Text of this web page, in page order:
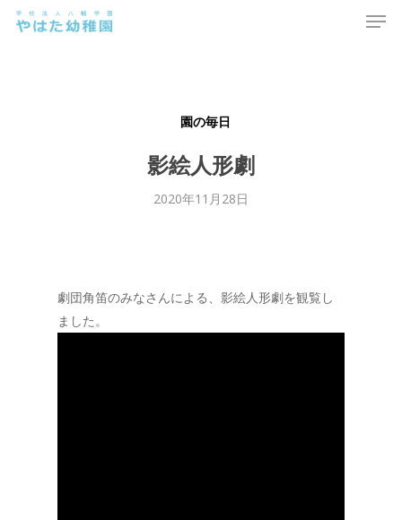
Skip
園の毎日
影絵人形劇
2020年11月28日
劇団角笛のみなさんによる、影絵人形劇を観覧し
ました。